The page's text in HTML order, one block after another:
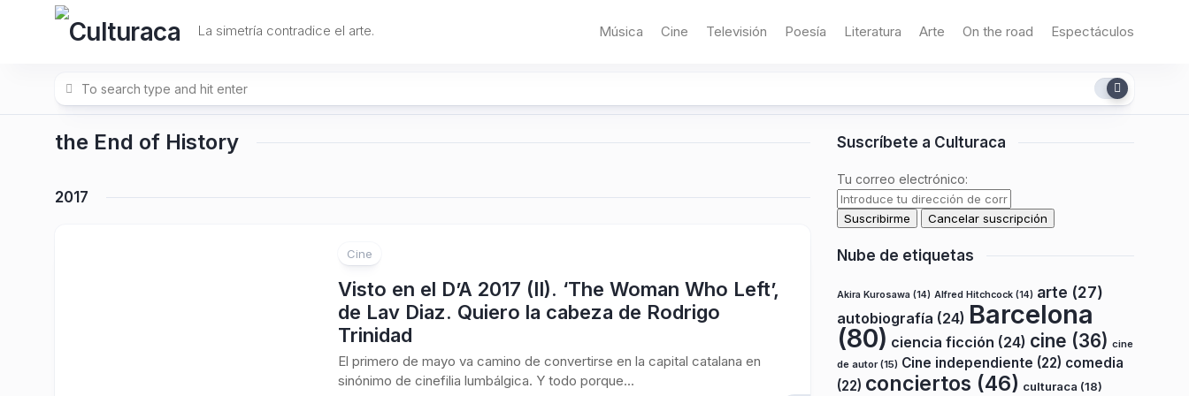
La simetría contradice el arte. Música Cine Televisión Poesía Literatura Arte On the road Espectáculos
the End of History
2017
Cine
Visto en el D’A 2017 (II). ‘The Woman Who Left’,
de Lav Diaz. Quiero la cabeza de Rodrigo
Trinidad
El primero de mayo va camino de convertirse en la capital catalana en
sinónimo de cinefilia lumbálgica. Y todo porque...
Suscríbete a Culturaca
Tu correo electrónico:
Nube de etiquetas
Akira Kurosawa (14) Alfred Hitchcock (14) arte (27)
autobiografía (24) Barcelona
(80) ciencia ficción (24) cine (36) cine
de autor(15) Cine independiente (22) comedia
(22) conciertos (46) culturaca (18)